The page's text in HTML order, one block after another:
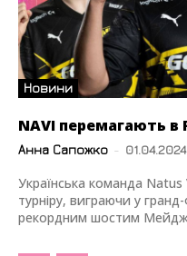
Новини
NAVI перемагають в
Анна Сапожко - 01.04.2024
Українська команда
турніру, виграючи у
рекордним шостим